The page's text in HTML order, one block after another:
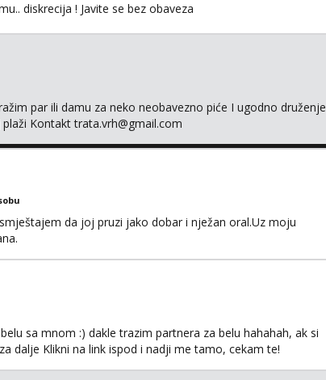
diskrecija ! Javite se bez obaveza
par ili damu za neko neobavezno piće I ugodno druženje
Kontakt trata.vrh@gmail.com
da joj pruzi jako dobar i nježan oral.Uz moju
sa mnom :) dakle trazim partnera za belu hahahah, ak si
dalje Klikni na link ispod i nadji me tamo, cekam te!